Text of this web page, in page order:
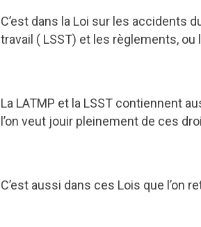
C’est dans la Loi sur les accidents
travail ( LSST) et les règlements, ou
La LATMP et la LSST contiennent
l’on veut jouir pleinement de ces
C’est aussi dans ces Lois que